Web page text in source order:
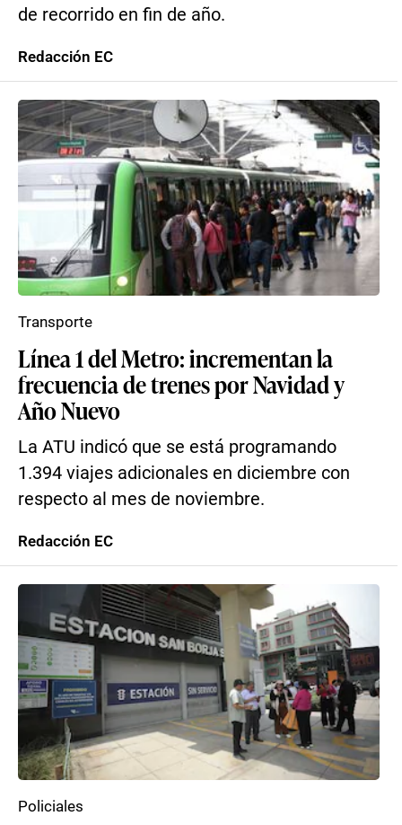
de recorrido en fin de año.
Redacción EC
Línea 1 del Metro: incrementan la
frecuencia de trenes por Navidad y
Año Nuevo
La ATU indicó que se está programando
1.394 viajes adicionales en diciembre con
respecto al mes de noviembre.
Transporte
Redacción EC
Policiales